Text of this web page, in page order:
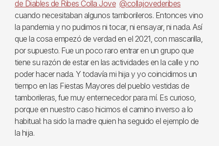
de Diables de Ribes Colla Jove @collajovederibes
cuando necesitaban algunos tamborileros. Entonces vino
la pandemia y no pudimos ni tocar, ni ensayar, ni nada. Así
que la cosa empezó de verdad en el 2021, con mascarilla,
por supuesto. Fue un poco raro entrar en un grupo que
tiene su razón de estar en las actividades en la calle y no
poder hacer nada. Y todavía mi hija y yo coincidimos un
tiempo en las Fiestas Mayores del pueblo vestidas de
tamborileras, fue muy enternecedor para mí. Es curioso,
porque en nuestro caso hicimos el camino inverso a lo
habitual: ha sido la madre quien ha seguido el ejemplo de
la hija.